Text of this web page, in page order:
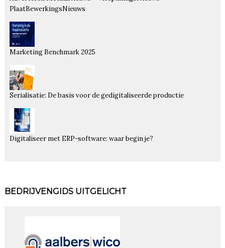
PlaatBewerkingsNieuws
Marketing Benchmark 2025
Serialisatie: De basis voor de gedigitaliseerde productie
Digitaliseer met ERP-software: waar begin je?
BEDRIJVENGIDS UITGELICHT